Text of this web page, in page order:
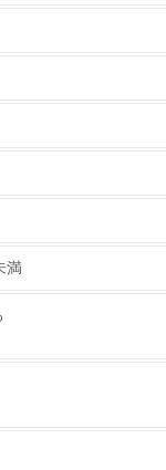
画を立てている
開始していま
コン（NECリ
満